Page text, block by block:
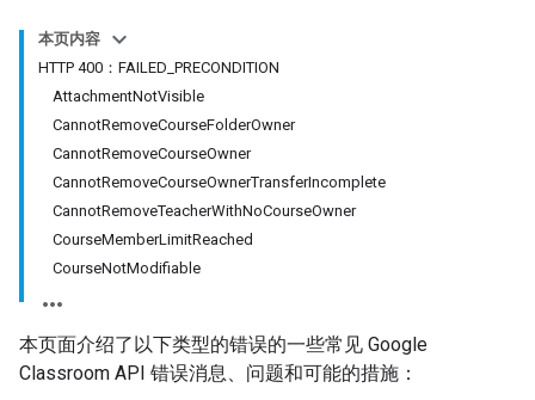
本页内容
HTTP 400：FAILED_PRECONDITION
AttachmentNotVisible
CannotRemoveCourseFolderOwner
CannotRemoveCourseOwner
CannotRemoveCourseOwnerTransferIncomplete
CannotRemoveTeacherWithNoCourseOwner
CourseMemberLimitReached
CourseNotModifiable
本页面介绍了以下类型的错误的一些常见 Google
Classroom API 错误消息、问题和可能的措施：